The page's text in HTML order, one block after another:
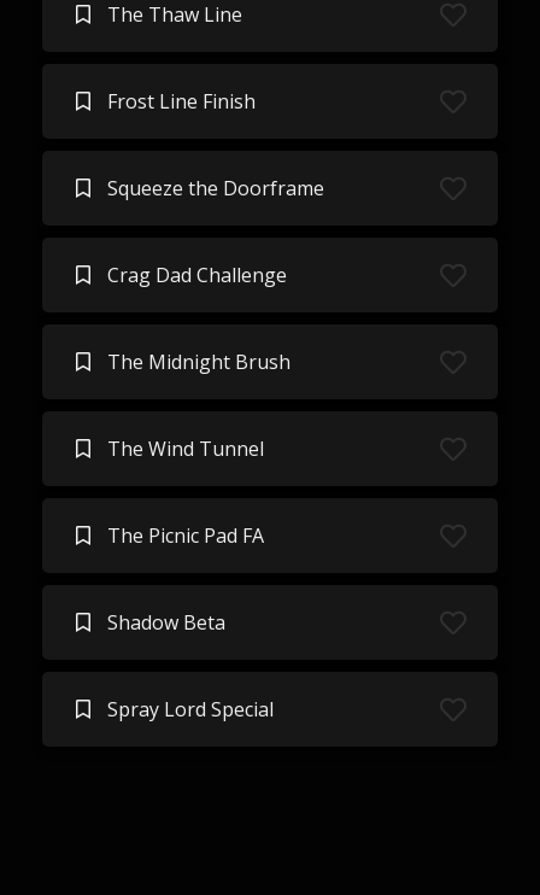
The Thaw Line
Frost Line Finish
Squeeze the Doorframe
Crag Dad Challenge
The Midnight Brush
The Wind Tunnel
The Picnic Pad FA
Shadow Beta
Spray Lord Special